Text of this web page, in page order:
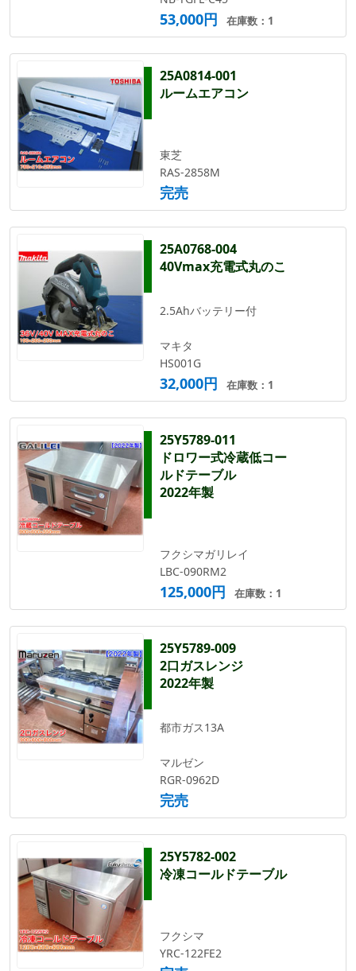
53,000円 在庫数：1
25A0814-001
ルームエアコン
東芝
RAS-2858M
完売
25A0768-004
40Vmax充電式丸のこ
2.5Ahバッテリー付
マキタ
HS001G
32,000円 在庫数：1
25Y5789-011
ドロワー式冷蔵低コー
ルドテーブル
2022年製
フクシマガリレイ
LBC-090RM2
125,000円 在庫数：1
25Y5789-009
2口ガスレンジ
2022年製
都市ガス13A
マルゼン
RGR-0962D
完売
25Y5782-002
冷凍コールドテーブル
フクシマ
YRC-122FE2